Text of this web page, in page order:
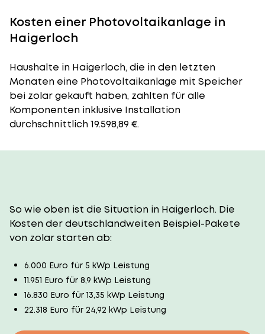
Kosten einer Photovoltaikanlage in
Haigerloch
Haushalte in Haigerloch, die in den letzten
Monaten eine Photovoltaikanlage mit Speicher
bei zolar gekauft haben, zahlten für alle
Komponenten inklusive Installation
durchschnittlich 19.598,89 €.
So wie oben ist die Situation in Haigerloch. Die
Kosten der deutschlandweiten Beispiel-Pakete
von zolar starten ab:
6.000 Euro für 5 kWp Leistung
11.951 Euro für 8,9 kWp Leistung
16.830 Euro für 13,35 kWp Leistung
22.318 Euro für 24,92 kWp Leistung